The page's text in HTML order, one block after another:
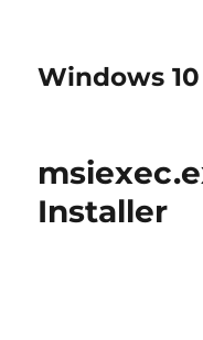
Windows
Installer